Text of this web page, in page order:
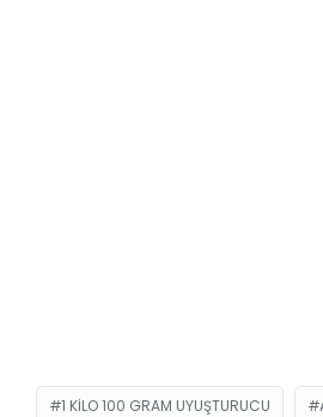
1 KILO 100 GRAM UYUŞTURUCU